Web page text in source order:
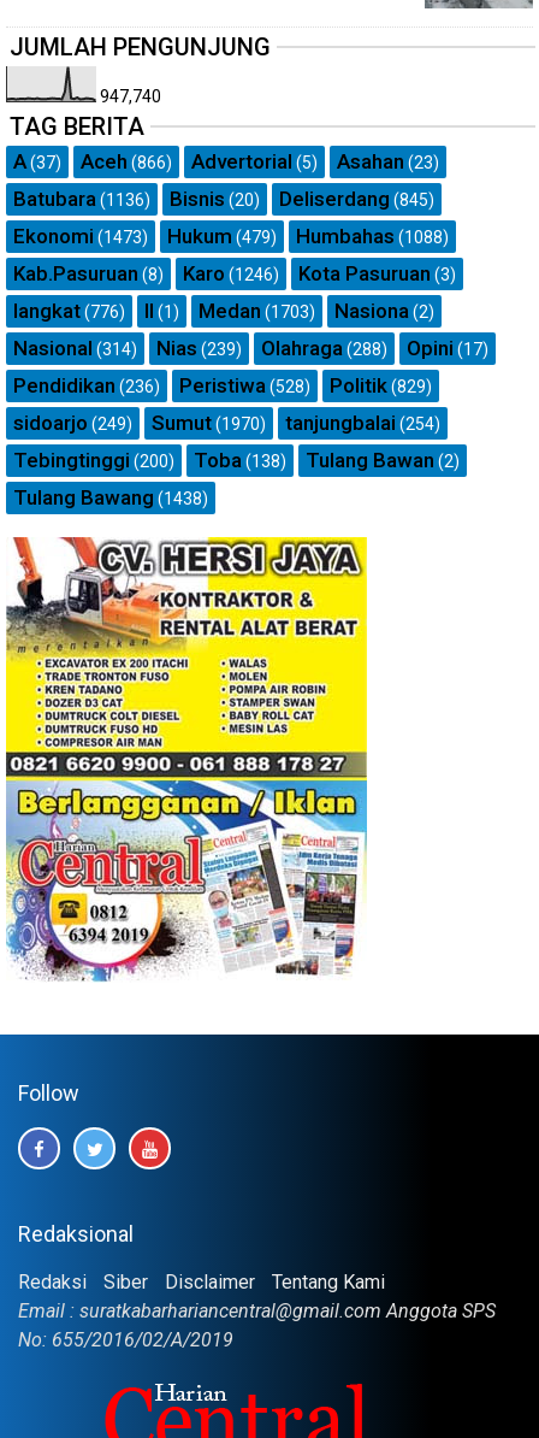
JUMLAH PENGUNJUNG
947,740
TAG BERITA
A(37) Aceh (866) Advertorial (5) Asahan (23)
Batubara(1136) Bisnis (20) Deliserdang (845)
Ekonomi (1473) Hukum (479) Humbahas (1088)
Kab.Pasuruan (8) Karo (1246) Kota Pasuruan (3)
langkat(776) ll (1) Medan (1703) Nasiona(2)
Nasional (314) Nias (239) Olahraga(288) Opini (17)
Pendidikan (236) Peristiwa(528) Politik(829)
sidoarjo (249) Sumut(1970) tanjungbalai (254)
Tebingtinggi (200) Toba(138) Tulang Bawan (2)
Tulang Bawang (1438)
Follow
Redaksional
Redaksi Siber Disclaimer
Tentang Kami
Email : suratkabarhariancentral@gmail.com Anggota SPS
No: 655/2016/02/A/2019